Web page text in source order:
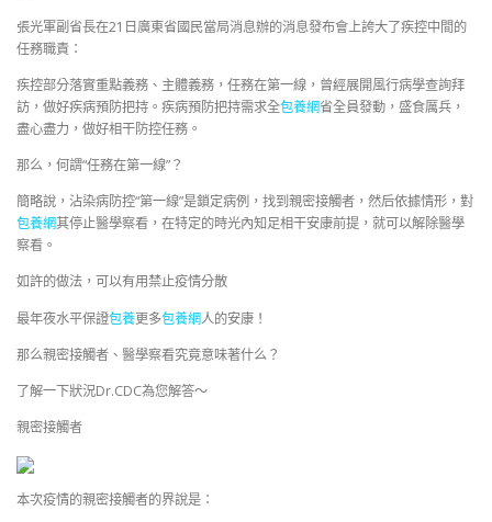
張光軍副省長在21日廣東省國民當局消息辦的消息發布會上誇大了疾控中間的
任務職責：
疾控部分落實重點義務、主體義務，任務在第一線，曾經展開風行病學查詢拜
訪，做好疾病預防把持。疾病預防把持需求全包養網省全員發動，盛食厲兵，
盡心盡力，做好相干防控任務。
那么，何謂“任務在第一線”？
簡略說，沾染病防控“第一線”是鎖定病例，找到親密接觸者，然后依據情形，對
包養網其停止醫學察看，在特定的時光內知足相干安康前提，就可以解除醫學
察看。
如許的做法，可以有用禁止疫情分散
最年夜水平保證包養更多包養網人的安康！
那么親密接觸者、醫學察看究竟意味著什么？
了解一下狀況Dr.CDC為您解答～
親密接觸者
本次疫情的親密接觸者的界說是：